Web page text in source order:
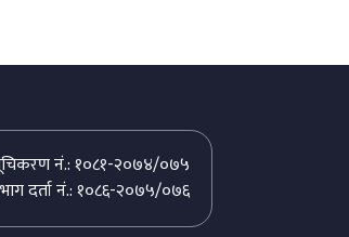
नं.: १०८१-२०७४/०७५
दर्ता नं.: १०८६-२०७५/०७६